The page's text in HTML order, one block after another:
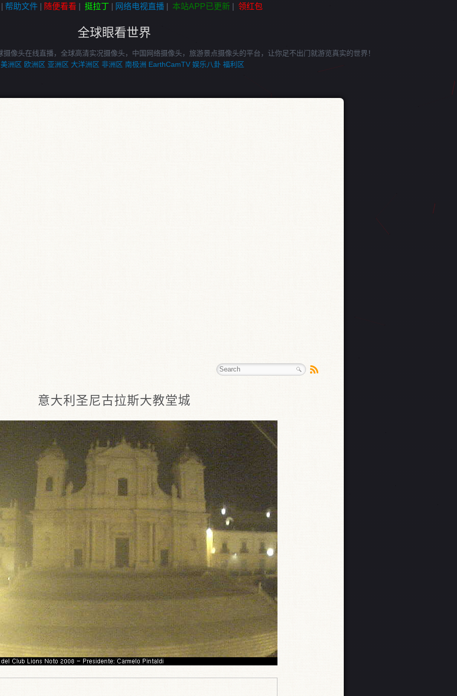
帮助文件| 随便看看 挺拉丁 网络电视直播| 本站APP已更新| 领红包
全球眼看世界
像头在线直播，全球高清实况摄像头，中国网络摄像头，旅游景点摄像头的平台，让你足不出门就游览真实的世界！
美洲区 欧洲区 亚洲区 大洋洲区 非洲区 南极洲 EarthCamTV 娱乐八卦 福利区
意大利圣尼古拉斯大教堂城